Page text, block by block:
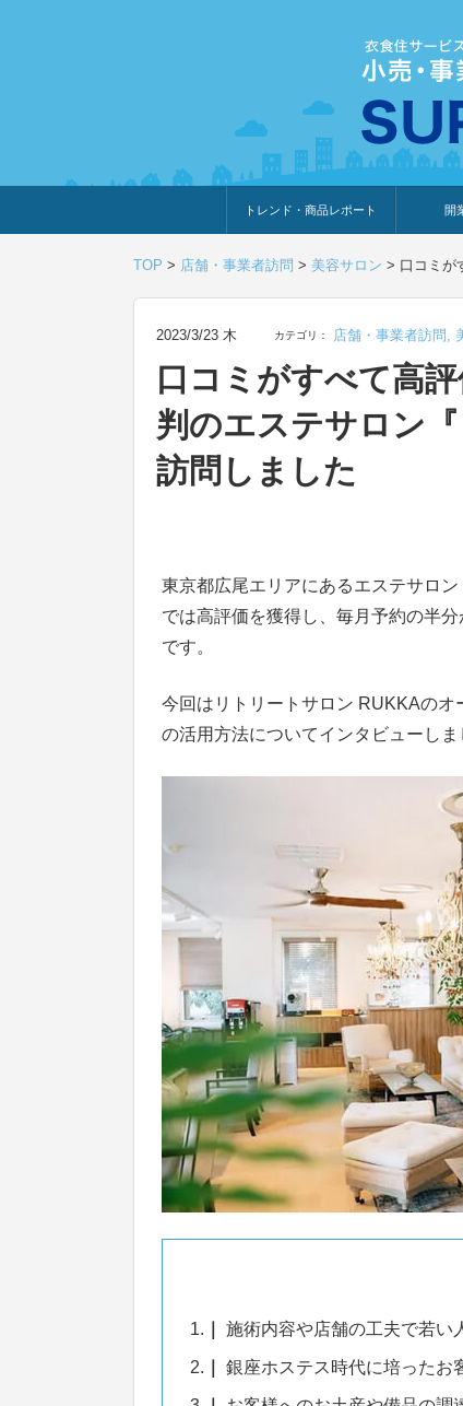
トレンド・商品レポート
トレンド・特集
人気ランキング
出展企業のおすすめ
商品体験・レビュー
暮らしの提案
開
開業ま
開業知識
TOP > 店舗・事業者訪問 > 美容サロン > 口コミが
2023/3/23 木 カテゴリ： 店舗・事業者訪問 ,
口コミがすべて高
判のエステサロン
訪問しました
東京都広尾エリアにあるエステサロ
では高評価を獲得し、毎月予約の半
です。
今回はリトリートサロン RUKKAの
の活用方法についてインタビューしま
1. 施術内容や店舗の工夫で若い
2. 銀座ホステス時代に培ったお